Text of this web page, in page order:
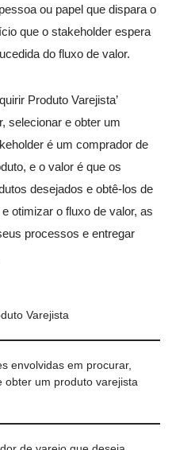
ou papel que dispara o
que o stakeholder espera
do fluxo de valor.
Produto Varejista’
selecionar e obter um
é um comprador de
e o valor é que os
desejados e obtê-los de
otimizar o fluxo de valor, as
processos e entregar
Varejista
envolvidas em procurar,
obter um produto varejista